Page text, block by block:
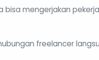
bisa mengerjakan
freelancer